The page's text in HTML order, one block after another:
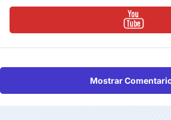
Mostrar